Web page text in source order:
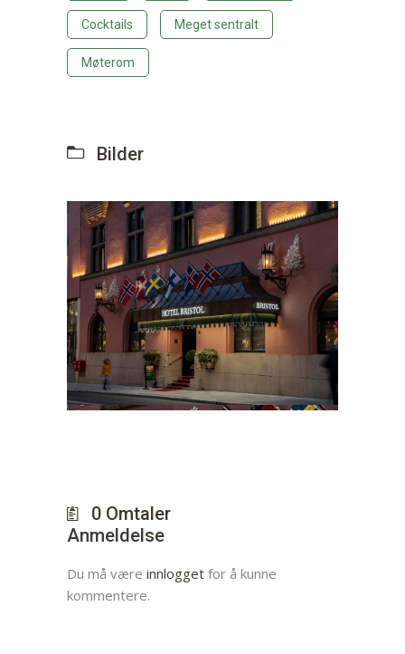
Cocktails Meget sentralt
Møterom
Bilder
0 Omtaler
Anmeldelse
Du må være innlogget for å kunne
kommentere.